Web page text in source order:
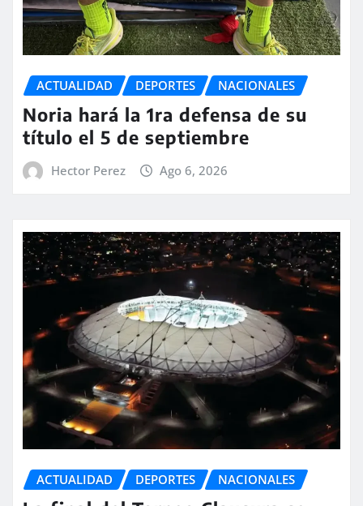
ACTUALIDAD DEPORTES NACIONALES
Noria hará la 1ra defensa de su
título el 5 de septiembre
Hector Perez Ago 6, 2026
ACTUALIDAD DEPORTES NACIONALES